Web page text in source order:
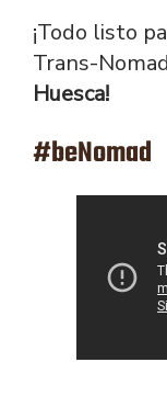
¡Todo listo
Trans-
Huesca!
#beNomad